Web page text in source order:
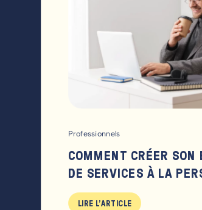
Professionnels
COMMENT CRÉER SON
DE SERVICES À LA
LIRE L'ARTICLE